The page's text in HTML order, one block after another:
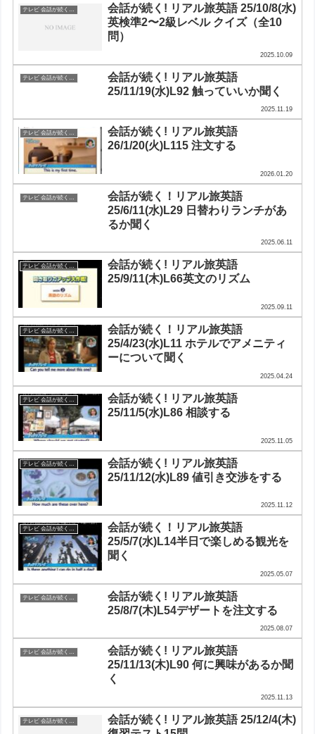
テレビ 会話が続く！リアル旅英語
会話が続く! リアル旅英語 25/10/8(水)
英検準2〜2級レベル クイズ（全10
問）
2025.10.09
テレビ 会話が続く！リアル旅英語
会話が続く! リアル旅英語
25/11/19(水)L92 触っていいか聞く
2025.11.19
テレビ 会話が続く！リアル旅英語
会話が続く! リアル旅英語
26/1/20(火)L115 注文する
2026.01.20
会話が続く！リアル旅英語
25/6/11(水)L29 日替わりランチがあ
るか聞く
2025.06.11
テレビ 会話が続く！リアル旅英語
会話が続く! リアル旅英語
25/9/11(木)L66英文のリズム
2025.09.11
テレビ 会話が続く！リアル旅英語
会話が続く！リアル旅英語
25/4/23(水)L11 ホテルでアメニティ
ーについて聞く
2025.04.24
会話が続く! リアル旅英語
25/11/5(水)L86 相談する
2025.11.05
テレビ 会話が続く！リアル旅英語
会話が続く! リアル旅英語
25/11/12(水)L89 値引き交渉をする
2025.11.12
テレビ 会話が続く！リアル旅英語
会話が続く！リアル旅英語
25/5/7(水)L14半日で楽しめる観光を
聞く
2025.05.07
会話が続く! リアル旅英語
25/8/7(木)L54デザートを注文する
2025.08.07
テレビ 会話が続く！リアル旅英語
会話が続く! リアル旅英語
25/11/13(木)L90 何に興味があるか聞
く
2025.11.13
会話が続く! リアル旅英語 25/12/4(木)